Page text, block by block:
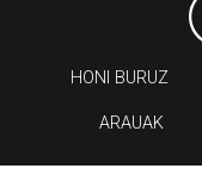
HONI BURUZ
ARAUAK